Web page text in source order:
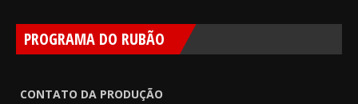
PROGRAMA DO RUBÃO
CONTATO DA PRODUÇÃO